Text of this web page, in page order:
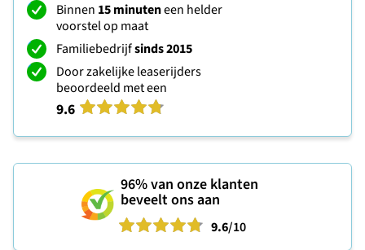
Binnen 15 minuteneen helder
voorstel op maat
Familiebedrijfsinds 2015
Door zakelijke leaserijders
beoordeeld met een
9.6
96%van onze klanten
beveelt ons aan
9.6/10